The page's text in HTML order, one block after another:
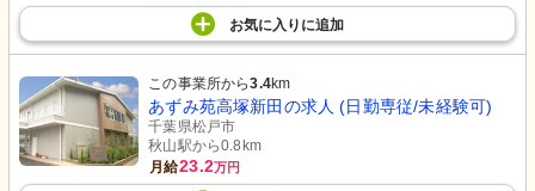
お気に入り に追加
この事業所から3.4km
あずみ苑高塚新田の求人 (日勤専従/未経験可)
千葉県松戸市
秋山駅から0.8km
月給23.2万円